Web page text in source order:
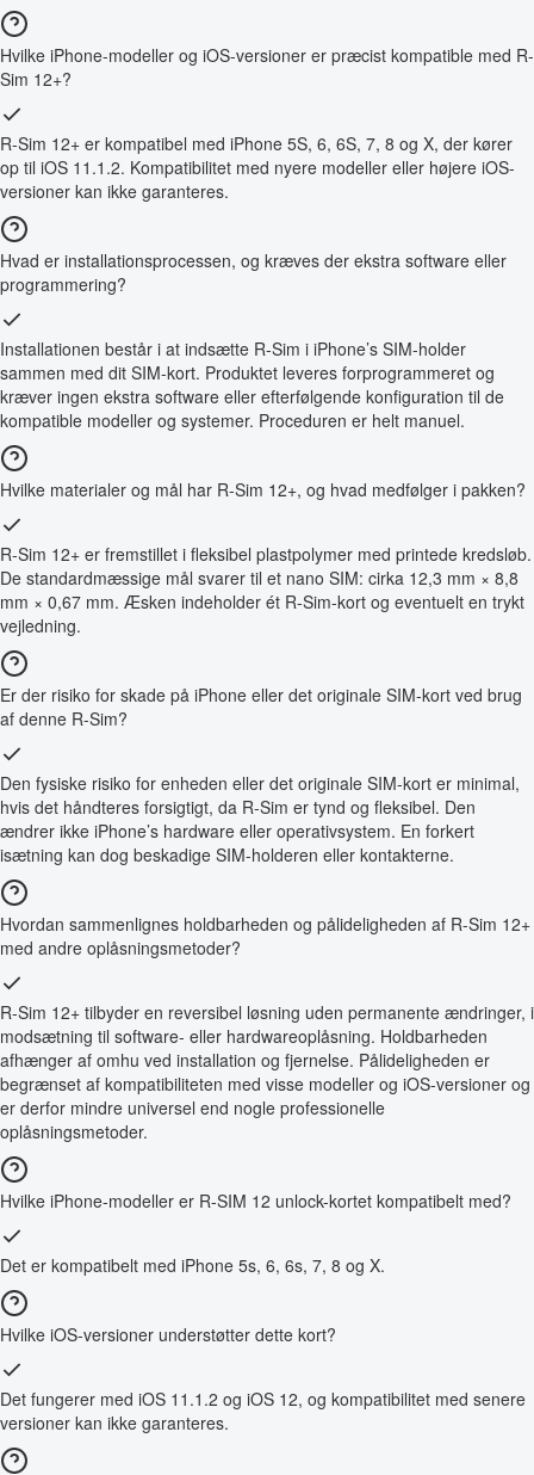
Hvilke iPhone-modeller og iOS-versioner er præcist kompatible med R-
Sim 12+?
R-Sim 12+ er kompatibel med iPhone 5S, 6, 6S, 7, 8 og X, der kører
op til iOS 11.1.2. Kompatibilitet med nyere modeller eller højere iOS-
versioner kan ikke garanteres.
Hvad er installationsprocessen, og kræves der ekstra software eller
programmering?
Installationen består i at indsætte R-Sim i iPhone’s SIM-holder
sammen med dit SIM-kort. Produktet leveres forprogrammeret og
kræver ingen ekstra software eller efterfølgende konfiguration til de
kompatible modeller og systemer. Proceduren er helt manuel.
Hvilke materialer og mål har R-Sim 12+, og hvad medfølger i pakken?
R-Sim 12+ er fremstillet i fleksibel plastpolymer med printede kredsløb.
De standardmæssige mål svarer til et nano SIM: cirka 12,3 mm × 8,8
mm × 0,67 mm. Æsken indeholder ét R-Sim-kort og eventuelt en trykt
vejledning.
Er der risiko for skade på iPhone eller det originale SIM-kort ved brug
af denne R-Sim?
Den fysiske risiko for enheden eller det originale SIM-kort er minimal,
hvis det håndteres forsigtigt, da R-Sim er tynd og fleksibel. Den
ændrer ikke iPhone’s hardware eller operativsystem. En forkert
isætning kan dog beskadige SIM-holderen eller kontakterne.
Hvordan sammenlignes holdbarheden og pålideligheden af R-Sim 12+
med andre oplåsningsmetoder?
R-Sim 12+ tilbyder en reversibel løsning uden permanente ændringer, i
modsætning til software- eller hardwareoplåsning. Holdbarheden
afhænger af omhu ved installation og fjernelse. Pålideligheden er
begrænset af kompatibiliteten med visse modeller og iOS-versioner og
er derfor mindre universel end nogle professionelle
oplåsningsmetoder.
Hvilke iPhone-modeller er R-SIM 12 unlock-kortet kompatibelt med?
Det er kompatibelt med iPhone 5s, 6, 6s, 7, 8 og X.
Hvilke iOS-versioner understøtter dette kort?
Det fungerer med iOS 11.1.2 og iOS 12, og kompatibilitet med senere
versioner kan ikke garanteres.